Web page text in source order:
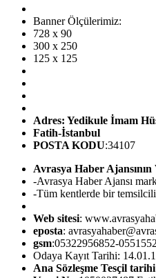
Banner Ölçülerimiz:
728 x 90
300 x 250
125 x 125
Adres: Yedikule İmam
Fatih-İstanbul
POSTA KODU:34107
Avrasya Haber Ajansının
-Avrasya Haber Ajansı
-Tüm kentlerde bir
Web sitesi:
eposta:
gsm:05322956852-
Odaya Kayıt Tarihi:
Ana Sözleşme Tesçil tarihi